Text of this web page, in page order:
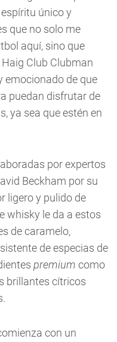
único y
que no solo me
aquí, sino que
Club Clubman
emocionado de que
puedan disfrutar de
ya sea que estén en
por expertos
Beckham por su
ligero y pulido de
whisky le da a estos
de caramelo,
de especias de
premium como
brillantes cítricos
con un